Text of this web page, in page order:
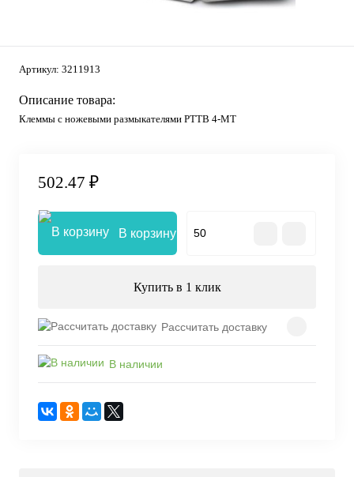
Артикул: 3211913
Описание товара:
Клеммы с ножевыми размыкателями PTTB 4-MT
502.47 ₽
В корзину
Купить в 1 клик
Рассчитать доставку
В наличии